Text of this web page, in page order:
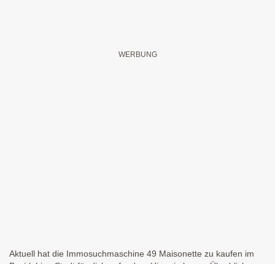
Aktuell hat die Immosuchmaschine 49 Maisonette zu kaufen im